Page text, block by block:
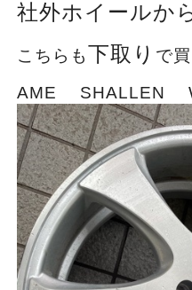
社外ホイールか
こちらも下取り で
AME SHALLEN